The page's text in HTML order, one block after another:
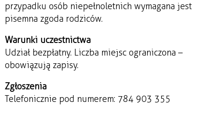
przypadku osób niepełnoletnich wymagana jest
pisemna zgoda rodziców.
Warunki uczestnictwa
Udział bezpłatny. Liczba miejsc ograniczona –
obowiązują zapisy.
Zgłoszenia
Telefonicznie pod numerem: 784 903 355